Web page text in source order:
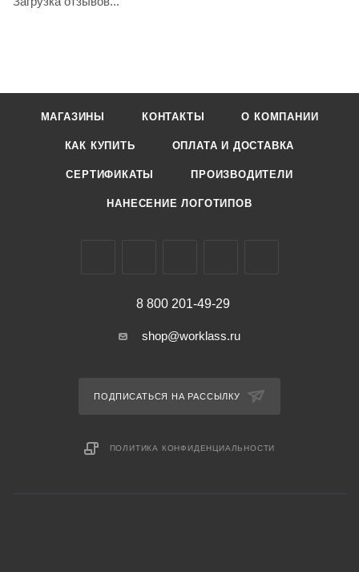
МАГАЗИНЫ КОНТАКТЫ О КОМПАНИИ
КАК КУПИТЬ ОПЛАТА И ДОСТАВКА
СЕРТИФИКАТЫ ПРОИЗВОДИТЕЛИ
НАНЕСЕНИЕ ЛОГОТИПОВ
8 800 201-49-29
shop@worklass.ru
ПОДПИСАТЬСЯ НА РАССЫЛКУ
ПОЛИТИКА КОНФИДЕНЦИАЛЬНОСТИ